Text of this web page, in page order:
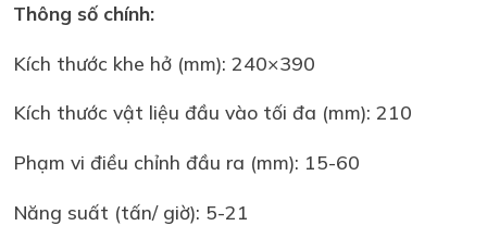
Thông số chính:
Kích thước khe hở (mm): 240×390
Kích thước vật liệu đầu vào tối đa (mm): 210
Phạm vi điều chỉnh đầu ra (mm): 15-60
Năng suất (tấn/ giờ): 5-21